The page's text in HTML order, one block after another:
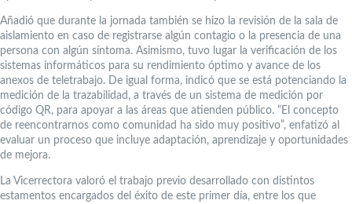
Añadió que durante la jornada también se hizo la revisión de la sala de
aislamiento en caso de registrarse algún contagio o la presencia de una
persona con algún síntoma. Asimismo, tuvo lugar la verificación de los
sistemas informáticos para su rendimiento óptimo y avance de los
anexos de teletrabajo. De igual forma, indicó que se está potenciando la
medición de la trazabilidad, a través de un sistema de medición por
código QR, para apoyar a las áreas que atienden público. “El concepto
de reencontrarnos como comunidad ha sido muy positivo”, enfatizó al
evaluar un proceso que incluye adaptación, aprendizaje y oportunidades
de mejora.
La Vicerrectora valoró el trabajo previo desarrollado con distintos
estamentos encargados del éxito de este primer día, entre los que